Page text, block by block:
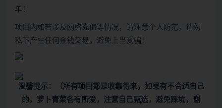
单！
项目内如若涉及网络充值等情况，请注意个人防范，请勿
私下产生任何金钱交易，避免上当受骗！
温馨提示：（所有项目都是收集得来，如果有不合适自己
的，萝卜青菜各有所爱，注意自己甄选，避免踩坑，谢